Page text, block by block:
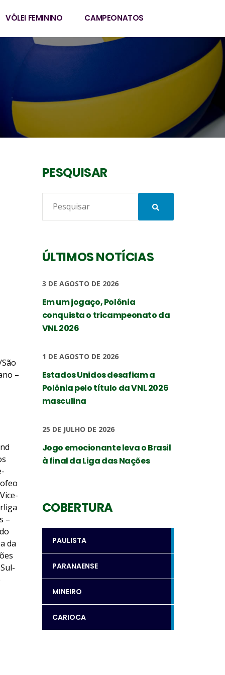
VÔLEI FEMININO CAMPEONATOS
–
–
da
PESQUISAR
ÚLTIMOS NOTÍCIAS
3 DE AGOSTO DE 2026
Em um jogaço, Polônia
conquista o tricampeonato da
VNL 2026
1 DE AGOSTO DE 2026
Estados Unidos desafiam a
Polônia pelo título da VNL 2026
masculina
25 DE JULHO DE 2026
Jogo emocionante leva o Brasil
à final da Liga das Nações
COBERTURA
PAULISTA
PARANAENSE
MINEIRO
CARIOCA